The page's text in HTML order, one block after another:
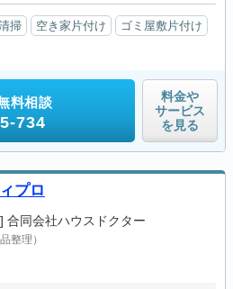
掃 空き家片付け
ゴミ屋敷片付け
料相談
734
料金や
サービス
を見る
プロ
合同会社ハウスドクター
整理）